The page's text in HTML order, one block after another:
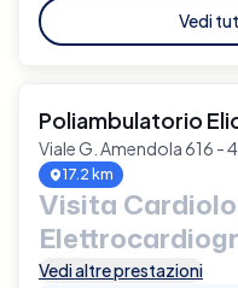
Vedi
Poliambulatorio
Viale G. Amendola 616 -
17.2 km
Visita
Vedi altre prestazioni